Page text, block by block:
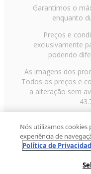
Garantimos o
enquanto
Preços e
exclusivamente
podendo
As imagens dos
Todos os preços e
a alteração sem
Paulo/SP, CEP
2013 Fast Shop -
Nós utilizamos cookies
experiência de
Política de